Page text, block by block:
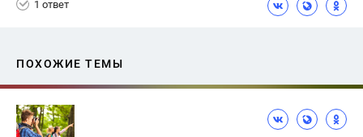
1 ответ
ПОХОЖИЕ ТЕМЫ